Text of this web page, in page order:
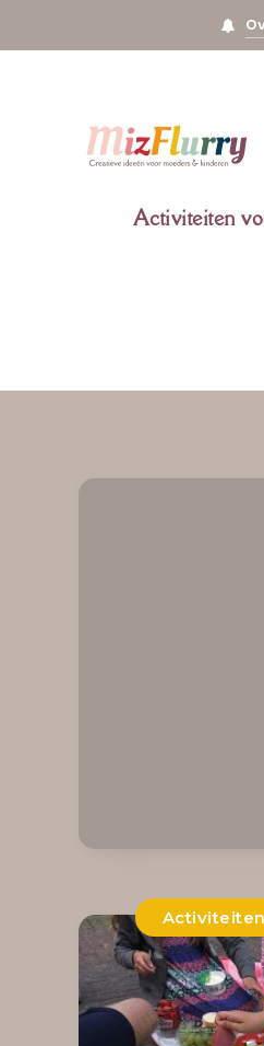
Activiteiten